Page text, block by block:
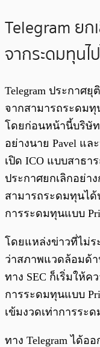
Telegram ยก
จากระดมทุน
Telegram ประกาศ
จากสามารถระดมทุ
โดยก่อนหน้านี้บริษัท
อย่างนาย Pavel แล
เปิด ICO แบบสาธา
ประกาศยกเลิกอย่า
สามารถระดมทุนไ
การระดมทุนแบบ
โดยแหล่งข่าวที่ไม่ร
ว่าสภาพแวดล้อมด้า
ทาง SEC ก็เริ่มให้
การระดมทุนแบบ
เข้มงวดเท่าการระ
ทาง Telegram ได้อ